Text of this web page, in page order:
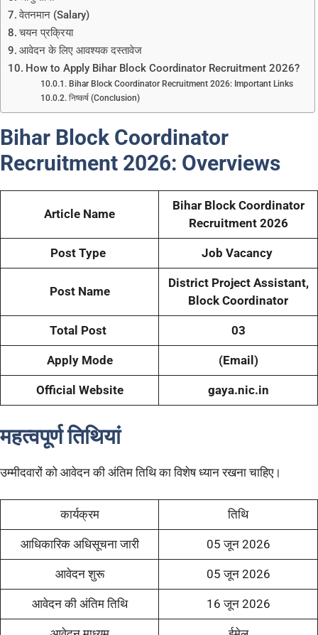
वेतनमान (Salary)
चयन प्रक्रिया
आवेदन के लिए आवश्यक दस्तावेज
How to Apply Bihar Block Coordinator Recruitment 2026?
Bihar Block Coordinator Recruitment 2026: Important Links
निष्कर्ष (Conclusion)
Bihar Block Coordinator
Recruitment 2026: Overviews
Article Name
Bihar Block Coordinator
Recruitment 2026
Post Type Job Vacancy
Post Name
District Project Assistant,
Block Coordinator
Total Post 03
Apply Mode (Email)
Official Website gaya.nic.in
महत्वपूर्ण तिथियां
उम्मीदवारों को आवेदन की अंतिम तिथि का विशेष ध्यान रखना चाहिए।
कार्यक्रम तिथि
आधिकारिक अधिसूचना जारी 05 जून 2026
आवेदन शुरू 05 जून 2026
आवेदन की अंतिम तिथि 16 जून 2026